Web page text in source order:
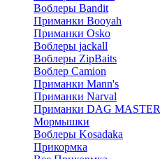
Воблеры Bandit
Приманки Booyah
Приманки Osko
Воблеры jackall
Воблеры ZipBaits
Воблер Camion
Приманки Mann's
Приманки Narval
Приманки DAG MASTER
Мормышки
Воблеры Kosadaka
Прикормка